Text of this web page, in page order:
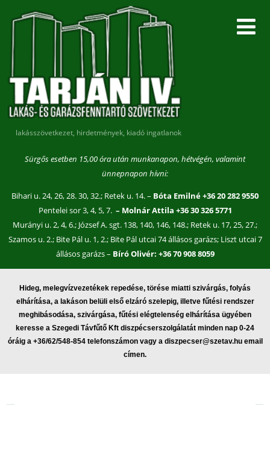
lakásszövetkezet, hirdetmények, kiadó ingatlanok
Sürgős esetben 15,00 óra után munkanapon, hétvégén, valamint
ünnepnapon hívni:
Bihari u. 24, 26, 28. 30, 32.; Retek u. 14. – Bóta Emilné +36 20 282 9550
Pentelei sor 3, 4, 5, 7. – Molnár Attila +36 30 326 5771
Murányi u. 2, 4, 6.; József A. sgt. 138, 140, 146, 148.; Retek u. 17, 25, 27.;
Szamos u. 2.; Bite Pál u. 1, 2.; Bite Pál utcai 74 állásos garázs; Liszt utcai 7
állásos garázs – Bíró Olivér: +36 70 908 8059
Hideg, melegvízvezetékek repedése, törése miatti szivárgás, folyás
elhárítása, a lakáson belüli első elzáró szelepig, illetve fűtési rendszer
meghibásodása, szivárgása, fűtési elégtelenség elhárítása ügyében
keresse a Szegedi Távfűtő Kft diszpécserszolgálatát minden nap 0-24
óráig a +36/62/548-854 telefonszámon vagy a diszpecser@szetav.huemail
címen.